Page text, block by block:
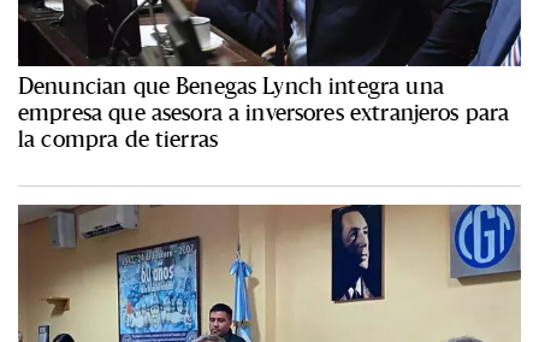
Denuncian que Benegas Lynch integra una
empresa que asesora a inversores extranjeros para
la compra de tierras